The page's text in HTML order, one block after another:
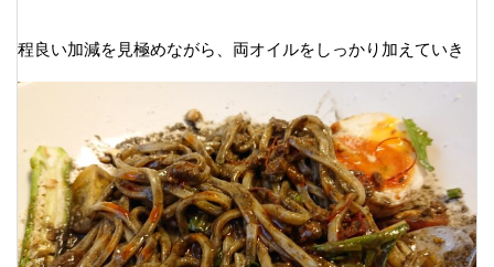
程良い加減を見極めながら、両オイルをしっかり加えていき